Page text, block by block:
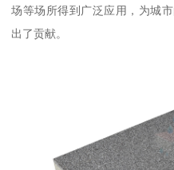
场等场所得到广泛应用，为城
出了贡献。